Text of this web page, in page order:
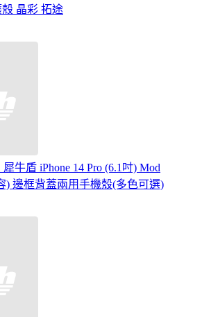
晶彩 拓途
牛盾 iPhone 14 Pro (6.1吋) Mod
) 邊框背蓋兩用手機殼(多色可選)